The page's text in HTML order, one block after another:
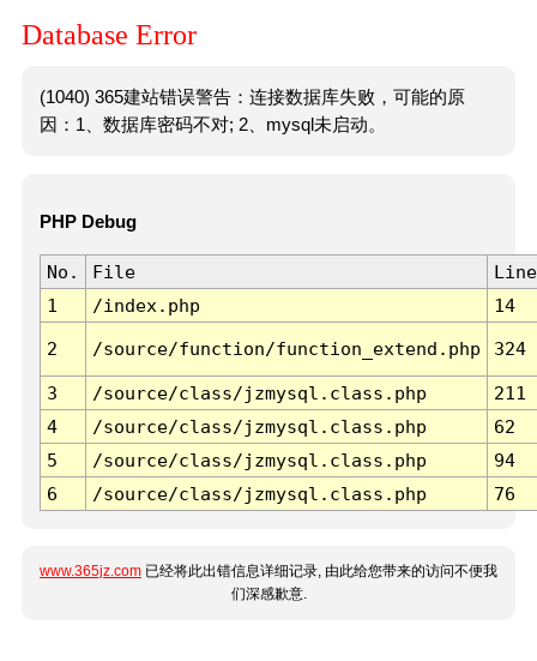
Database Error
(1040) 365建站错误警告：连接数据库失败，可能的原
因：1、数据库密码不对; 2、mysql未启动。
PHP Debug
No. File
Line
1
/index.php 14
2 /source/function/function_extend.php 324
3 /source/class/jzmysql.class.php
211
4
/source/class/jzmysql.class.php
62
5
/source/class/jzmysql.class.php
94
6
/source/class/jzmysql.class.php 76
www.365jz.com 已经将此出错信息详细记录, 由此给您带来的访问不便我
们深感歉意.